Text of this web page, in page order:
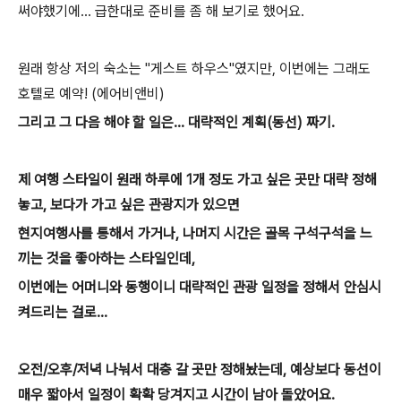
써야했기에... 급한대로 준비를 좀 해 보기로 했어요.
원래 항상 저의 숙소는 "게스트 하우스"였지만, 이번에는 그래도
호텔로 예약! (에어비앤비)
그리고 그 다음 해야 할 일은... 대략적인 계획(동선) 짜기.
제 여행 스타일이 원래 하루에 1개 정도 가고 싶은 곳만 대략 정해
놓고, 보다가 가고 싶은 관광지가 있으면
현지여행사를 통해서 가거나, 나머지 시간은 골목 구석구석을 느
끼는 것을 좋아하는 스타일인데,
이번에는 어머니와 동행이니 대략적인 관광 일정을 정해서 안심시
켜드리는 걸로...
오전/오후/저녁 나눠서 대충 갈 곳만 정해놨는데, 예상보다 동선이
매우 짧아서 일정이 확확 당겨지고 시간이 남아 돌았어요.